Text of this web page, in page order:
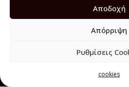
Αποδοχή
Απόρριψη
Ρυθμίσεις
cookies
© 2026 Karouzel. Όλα τα